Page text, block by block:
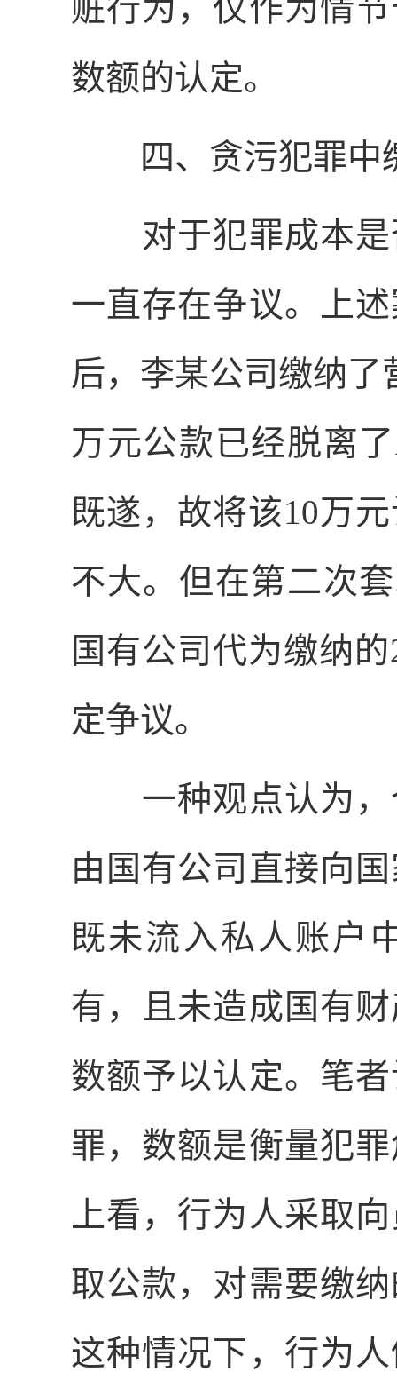
赃行为，仅作为情
数额的认定。
四、贪污犯罪中
对于犯罪成本是
一直存在争议。上
后，李某公司缴纳了
万元公款已经脱离了
既遂，故将该10万
不大。但在第二次
国有公司代为缴纳的
定争议。
一种观点认为，
由国有公司直接向
既未流入私人账户
有，且未造成国有
数额予以认定。笔
罪，数额是衡量犯
上看，行为人采取
取公款，对需要缴
这种情况下，行为